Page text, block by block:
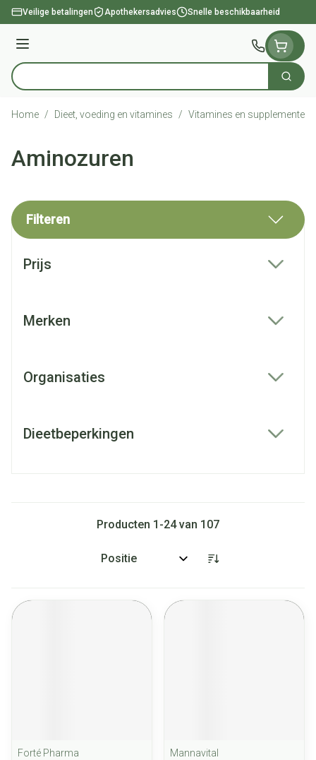
Ga naar de inhoud
Veilige betalingen Apothekersadvies Snelle beschikbaarheid
Menu
Product, merk, categorie... Zoek
Home / Dieet, voeding en vitamines / Vitamines en supplementen
Aminozuren
Filteren
Prijs
Merken
Organisaties
Dieetbeperkingen
Producten 1 -24van 107
Sorteer op:
Forté Pharma
Mannavital